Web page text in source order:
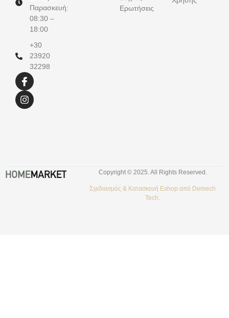
Παρασκευή:
08:30 –
18:00
+30
23920
32298
Ερωτήσεις
Copyright © 2025. All Rights Reserved.
Σχεδιασμός & Κατασκευή Eshop από Demech
Tech.